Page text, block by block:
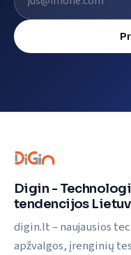
Digin -
tendencijos
digin.lt – naujausios
apžvalgos, įrenginių